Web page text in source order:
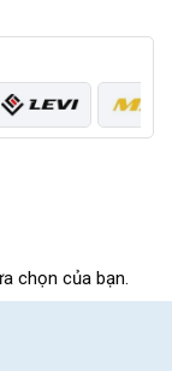
chọn của bạn.